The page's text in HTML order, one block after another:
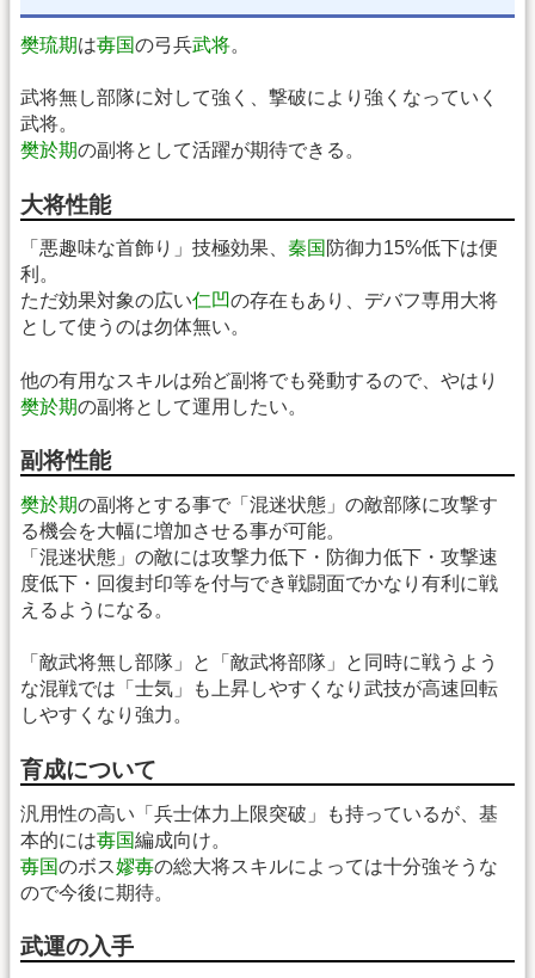
樊琉期は毐国の弓兵武将。
武将無し部隊に対して強く、撃破により強くなっていく
武将。
樊於期の副将として活躍が期待できる。
大将性能
「悪趣味な首飾り」技極効果、 秦国 防御力15%低下は便
利。
ただ効果対象の広い仁凹の存在もあり、デバフ専用大将
として使うのは勿体無い。
他の有用なスキルは殆ど副将でも発動するので、やはり
樊於期の副将として運用したい。
副将性能
樊於期の副将とする事で「混迷状態」の敵部隊に攻撃す
る機会を大幅に増加させる事が可能。
「混迷状態」の敵には攻撃力低下・防御力低下・攻撃速
度低下・回復封印等を付与でき戦闘面でかなり有利に戦
えるようになる。
「敵武将無し部隊」と「敵武将部隊」と同時に戦うよう
な混戦では「士気」も上昇しやすくなり武技が高速回転
しやすくなり強力。
育成について
汎用性の高い「兵士体力上限突破」も持っているが、基
本的には毐国編成向け。
毐国のボス嫪毐の総大将スキルによっては十分強そうな
ので今後に期待。
武運の入手